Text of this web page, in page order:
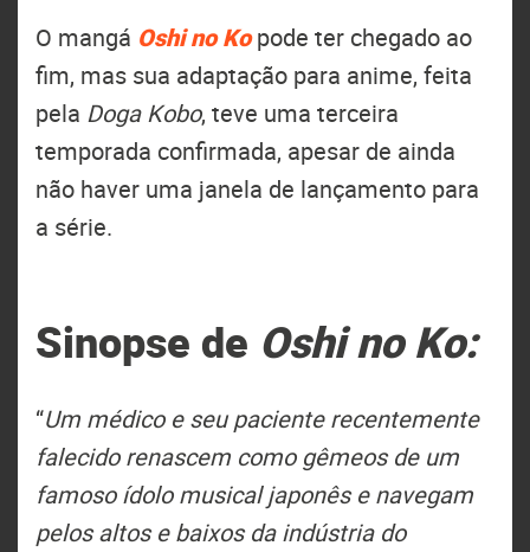
O mangá Oshi no Kopode ter chegado ao
fim, mas sua adaptação para anime, feita
pela Doga Kobo, teve uma terceira
temporada confirmada, apesar de ainda
não haver uma janela de lançamento para
a série.
Sinopse de Oshi no Ko:
“Um médico e seu paciente recentemente
falecido renascem como gêmeos de um
famoso ídolo musical japonês e navegam
pelos altos e baixos da indústria do